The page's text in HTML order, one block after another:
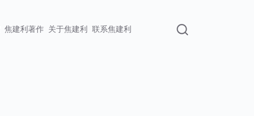
焦建利著作 关于焦建利 联系焦建利